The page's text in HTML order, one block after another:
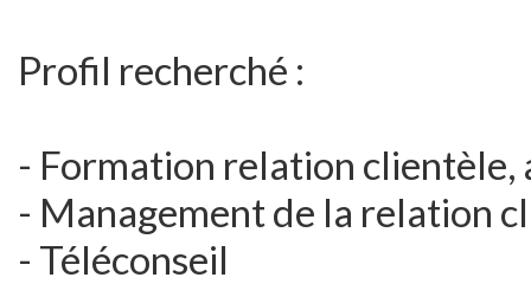
Profil recherché :
- Formation relation clientèle,
- Management de la relation
- Téléconseil